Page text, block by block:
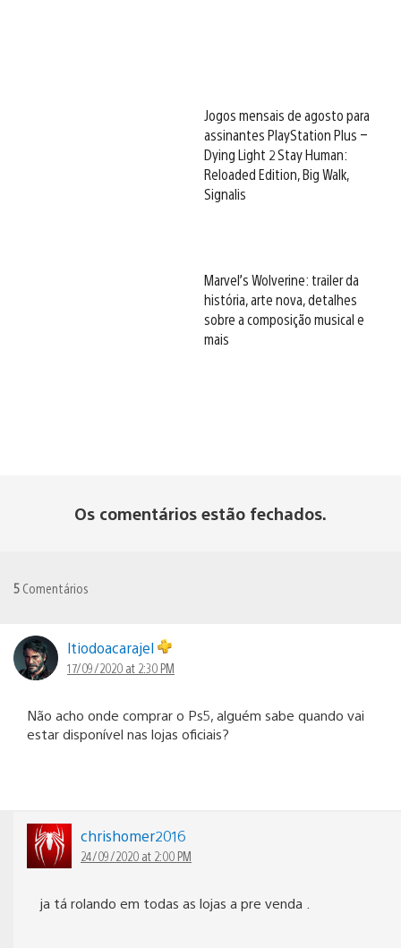
Jogos mensais de agosto para
assinantes PlayStation Plus –
Dying Light 2 Stay Human:
Reloaded Edition, Big Walk,
Signalis
Marvel’s Wolverine: trailer da
história, arte nova, detalhes
sobre a composição musical e
mais
Os comentários estão fechados.
5 Comentários
ltiodoacarajel
17/09/2020 at 2:30 PM
Não acho onde comprar o Ps5, alguém sabe quando vai
estar disponível nas lojas oficiais?
chrishomer2016
24/09/2020 at 2:00 PM
ja tá rolando em todas as lojas a pre venda .